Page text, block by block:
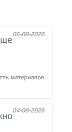
06-08-2026
материалов
04-08-2026